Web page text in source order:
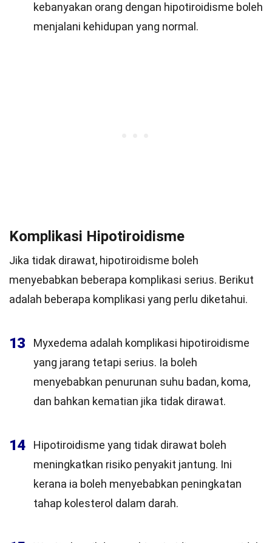
kebanyakan orang dengan hipotiroidisme boleh
menjalani kehidupan yang normal.
Komplikasi Hipotiroidisme
Jika tidak dirawat, hipotiroidisme boleh
menyebabkan beberapa komplikasi serius. Berikut
adalah beberapa komplikasi yang perlu diketahui.
13
Myxedema adalah komplikasi hipotiroidisme
yang jarang tetapi serius. Ia boleh
menyebabkan penurunan suhu badan, koma,
dan bahkan kematian jika tidak dirawat.
14
Hipotiroidisme yang tidak dirawat boleh
meningkatkan risiko penyakit jantung. Ini
kerana ia boleh menyebabkan peningkatan
tahap kolesterol dalam darah.